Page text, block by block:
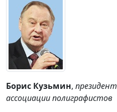
Борис Кузьмин, президент
ассоциации полиграфистов